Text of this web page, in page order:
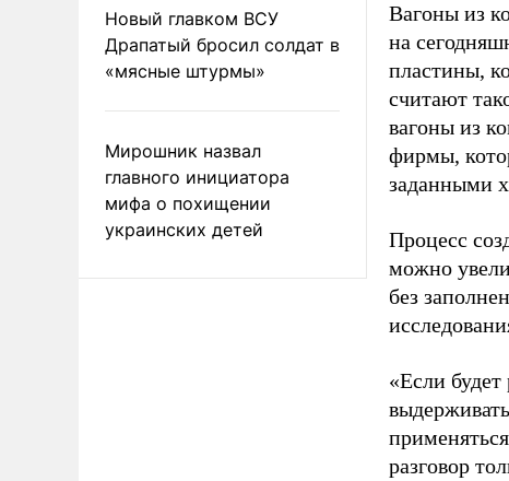
Новый главком ВСУ
Драпатый бросил солдат в
«мясные штурмы»
Мирошник назвал
главного инициатора
мифа о похищении
украинских детей
Вагоны из
на
пластины,
считают
вагоны из
фирмы,
заданными
Процесс
можно
без
«Если
разговор